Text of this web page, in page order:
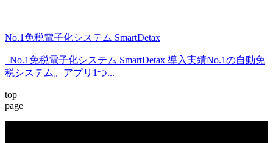
No.1免税電子化システム SmartDetax
No.1免税電子化システム SmartDetax 導入実績No.1の自動免
税システム。アプリ1つ...
top
page